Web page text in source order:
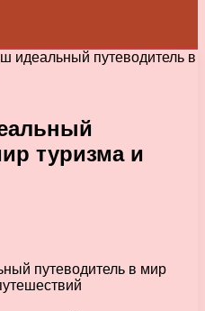
идеальный путеводитель в
туризма и